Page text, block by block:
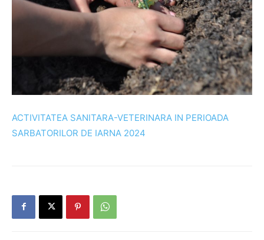
ACTIVITATEA SANITARA-VETERINARA IN PERIOADA
SARBATORILOR DE IARNA 2024